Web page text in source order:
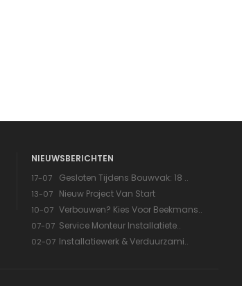
NIEUWSBERICHTEN
17-07 Gesloten Tijdens Bouwvak: 18 ..
13-07 Nieuw Project Van Start
10-07 Verbouwen? Kies Voor Beekmans..
07-07 Service Monteur Installatiete..
02-07 Installatiewerk & Verduurzami..